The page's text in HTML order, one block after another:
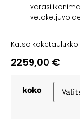
Katso
2259,00 €
koko